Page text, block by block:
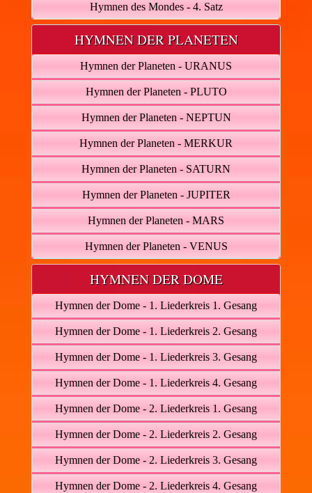
Hymnen des Mondes - 4. Satz
HYMNEN DER PLANETEN
Hymnen der Planeten - URANUS
Hymnen der Planeten - PLUTO
Hymnen der Planeten - NEPTUN
Hymnen der Planeten - MERKUR
Hymnen der Planeten - SATURN
Hymnen der Planeten - JUPITER
Hymnen der Planeten - MARS
Hymnen der Planeten - VENUS
HYMNEN DER DOME
Hymnen der Dome - 1. Liederkreis 1. Gesang
Hymnen der Dome - 1. Liederkreis 2. Gesang
Hymnen der Dome - 1. Liederkreis 3. Gesang
Hymnen der Dome - 1. Liederkreis 4. Gesang
Hymnen der Dome - 2. Liederkreis 1. Gesang
Hymnen der Dome - 2. Liederkreis 2. Gesang
Hymnen der Dome - 2. Liederkreis 3. Gesang
Hymnen der Dome - 2. Liederkreis 4. Gesang